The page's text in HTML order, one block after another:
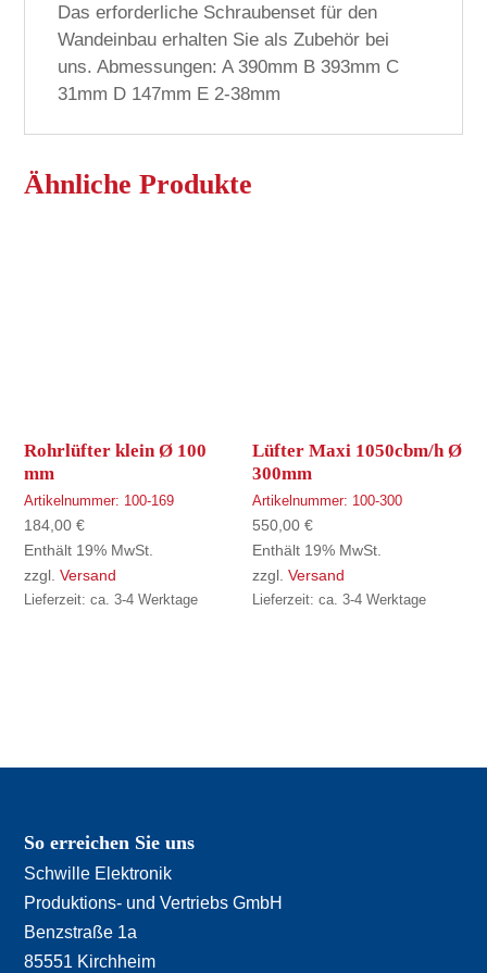
Das erforderliche Schraubenset für den
Wandeinbau erhalten Sie als Zubehör bei
uns. Abmessungen: A 390mm B 393mm C
31mm D 147mm E 2-38mm
Ähnliche Produkte
Rohrlüfter klein Ø 100
mm
Artikelnummer: 100-169
184,00€
Enthält 19% MwSt.
zzgl.Versand
Lieferzeit: ca. 3-4 Werktage
Lüfter Maxi 1050cbm/h Ø
300mm
Artikelnummer: 100-300
550,00€
Enthält 19% MwSt.
zzgl.Versand
Lieferzeit: ca. 3-4 Werktage
So erreichen Sie uns
Schwille Elektronik
Produktions- und Vertriebs GmbH
Benzstraße 1a
85551 Kirchheim